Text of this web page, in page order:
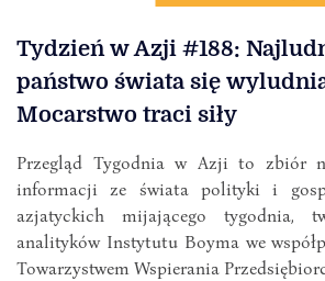
Tydzień w Azji #188:
państwo świata się
Mocarstwo traci siły
Przegląd Tygodnia w Azji to zbiór
informacji ze świata polityki i
azjatyckich mijającego tygodnia,
analityków Instytutu Boyma we
Towarzystwem Wspierania